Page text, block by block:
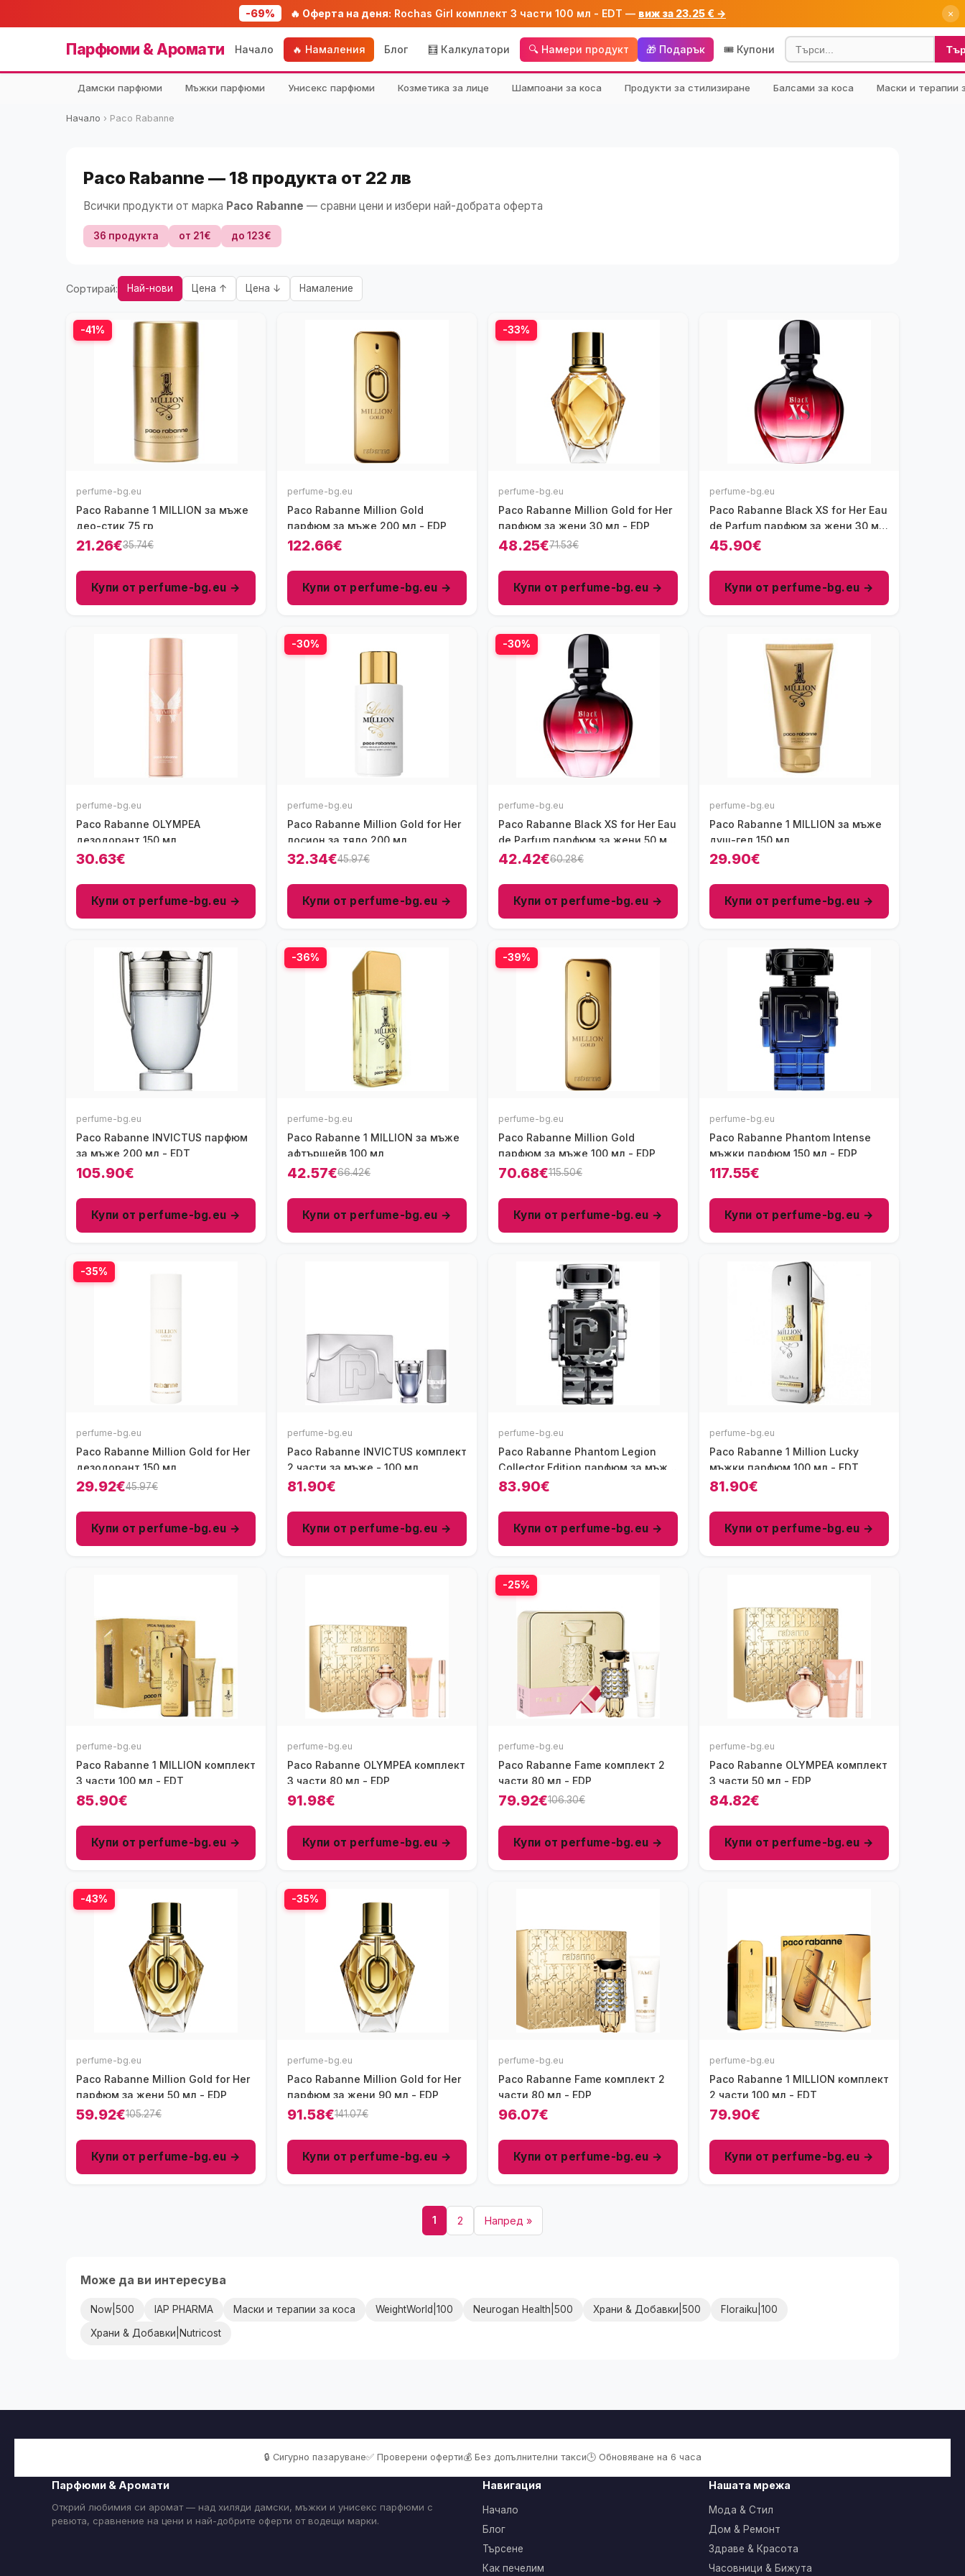
-69% 🔥 Оферта на деня: Rochas Girl комплект 3 части 100 мл - EDT — виж за 23.25 € → ×
Парфюми & Аромати Начало 🔥 Намаления Блог 🧮 Калкулатори 🔍 Намери продукт 🎁 Подарък 🎟️ Купони
Дамски парфюми Мъжки парфюми Унисекс парфюми Козметика за лице Шампоани за коса Продукти за стилизиране Балсами за коса Маски и терапии
Начало › Paco Rabanne
Paco Rabanne — 18 продукта от 22 лв
Всички продукти от марка Paco Rabanne — сравни цени и избери най-добрата оферта
36 продукта от 21€ до 123€
Сортирай: Най-нови Цена ↑ Цена ↓ Намаление
-41%
perfume-bg.eu
Paco Rabanne 1 MILLION за мъже
део-стик 75 гр
21.26€35.74€
Купи от perfume-bg.eu →
perfume-bg.eu
Paco Rabanne Million Gold
парфюм за мъже 200 мл - EDP
122.66€
Купи от perfume-bg.eu →
-33%
perfume-bg.eu
Paco Rabanne Million Gold for Her
парфюм за жени 30 мл - EDP
48.25€71.53€
Купи от perfume-bg.eu →
perfume-bg.eu
Paco Rabanne Black XS for Her Eau
de Parfum парфюм за жени 30 мл
- EDP
45.90€
Купи от perfume-bg.eu →
perfume-bg.eu
Paco Rabanne OLYMPEA
дезодорант 150 мл
30.63€
Купи от perfume-bg.eu →
-30%
perfume-bg.eu
Paco Rabanne Million Gold for Her
лосион за тяло 200 мл
32.34€45.97€
Купи от perfume-bg.eu →
-30%
perfume-bg.eu
Paco Rabanne Black XS for Her Eau
de Parfum парфюм за жени 50 мл
- EDP
42.42€60.28€
Купи от perfume-bg.eu →
perfume-bg.eu
Paco Rabanne 1 MILLION за мъже
душ-гел 150 мл
29.90€
Купи от perfume-bg.eu →
perfume-bg.eu
Paco Rabanne INVICTUS парфюм
за мъже 200 мл - EDT
105.90€
Купи от perfume-bg.eu →
-36%
perfume-bg.eu
Paco Rabanne 1 MILLION за мъже
афтършейв 100 мл
42.57€66.42€
Купи от perfume-bg.eu →
-39%
perfume-bg.eu
Paco Rabanne Million Gold
парфюм за мъже 100 мл - EDP
70.68€115.50€
Купи от perfume-bg.eu →
perfume-bg.eu
Paco Rabanne Phantom Intense
мъжки парфюм 150 мл - EDP
117.55€
Купи от perfume-bg.eu →
-35%
perfume-bg.eu
Paco Rabanne Million Gold for Her
дезодорант 150 мл
29.92€45.97€
Купи от perfume-bg.eu →
perfume-bg.eu
Paco Rabanne INVICTUS комплект
2 части за мъже - 100 мл
81.90€
Купи от perfume-bg.eu →
perfume-bg.eu
Paco Rabanne Phantom Legion
Collector Edition парфюм за мъже
100 мл - EDT
83.90€
Купи от perfume-bg.eu →
perfume-bg.eu
Paco Rabanne 1 Million Lucky
мъжки парфюм 100 мл - EDT
81.90€
Купи от perfume-bg.eu →
perfume-bg.eu
Paco Rabanne 1 MILLION комплект
3 части 100 мл - EDT
85.90€
Купи от perfume-bg.eu →
perfume-bg.eu
Paco Rabanne OLYMPEA комплект
3 части 80 мл - EDP
91.98€
Купи от perfume-bg.eu →
-25%
perfume-bg.eu
Paco Rabanne Fame комплект 2
части 80 мл - EDP
79.92€106.30€
Купи от perfume-bg.eu →
perfume-bg.eu
Paco Rabanne OLYMPEA комплект
3 части 50 мл - EDP
84.82€
Купи от perfume-bg.eu →
-43%
perfume-bg.eu
Paco Rabanne Million Gold for Her
парфюм за жени 50 мл - EDP
59.92€105.27€
Купи от perfume-bg.eu →
-35%
perfume-bg.eu
Paco Rabanne Million Gold for Her
парфюм за жени 90 мл - EDP
91.58€141.07€
Купи от perfume-bg.eu →
perfume-bg.eu
Paco Rabanne Fame комплект 2
части 80 мл - EDP
96.07€
Купи от perfume-bg.eu →
perfume-bg.eu
Paco Rabanne 1 MILLION комплект
2 части 100 мл - EDT
79.90€
Купи от perfume-bg.eu →
1 2 Напред »
Може да ви интересува
Now|500 IAP PHARMA Маски и терапии за коса WeightWorld|100 Neurogan Health|500 Храни & Добавки|500 Floraiku|100
Храни & Добавки|Nutricost
🔒 Сигурно пазаруване✅ Проверени оферти💰 Без допълнителни такси🕒 Обновяване на 6 часа
Парфюми & Аромати
Открий любимия си аромат — над хиляди дамски, мъжки и унисекс парфюми с
ревюта, сравнение на цени и най-добрите оферти от водещи марки.
Навигация
Начало
Блог
Търсене
Как печелим
Нашата мрежа
Мода & Стил
Дом & Ремонт
Здраве & Красота
Часовници & Бижута